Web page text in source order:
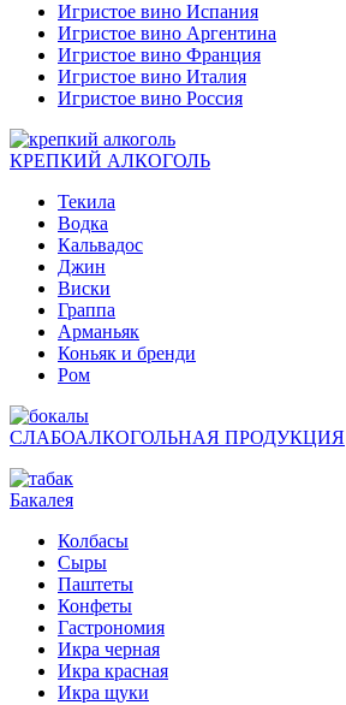
Игристое вино Испания
Игристое вино Аргентина
Игристое вино Франция
Игристое вино Италия
Игристое вино Россия
КРЕПКИЙ АЛКОГОЛЬ
Текила
Водка
Кальвадос
Джин
Виски
Граппа
Арманьяк
Коньяк и бренди
Ром
СЛАБОАЛКОГОЛЬНАЯ ПРОДУКЦИЯ
Бакалея
Колбасы
Сыры
Паштеты
Конфеты
Гастрономия
Икра черная
Икра красная
Икра щуки